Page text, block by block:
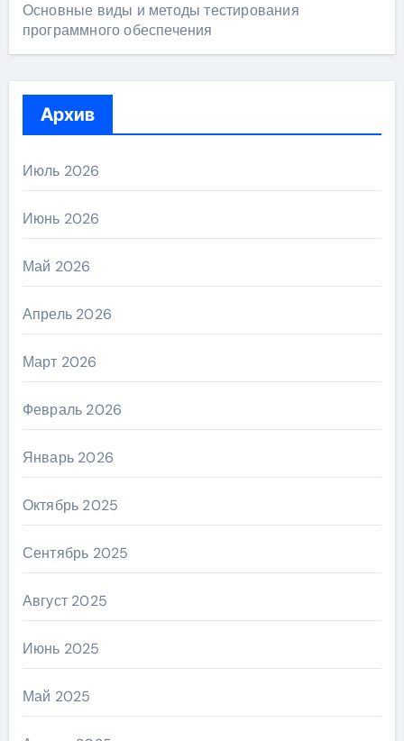
Основные виды и методы тестирования
программного обеспечения
Архив
Июль 2026
Июнь 2026
Май 2026
Апрель 2026
Март 2026
Февраль 2026
Январь 2026
Октябрь 2025
Сентябрь 2025
Август 2025
Июнь 2025
Май 2025